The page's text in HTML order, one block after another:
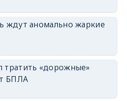
ждут аномально жаркие
тратить «дорожные»
БПЛА